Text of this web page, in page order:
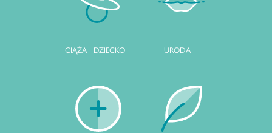
CIĄŻA I DZIECKO URODA